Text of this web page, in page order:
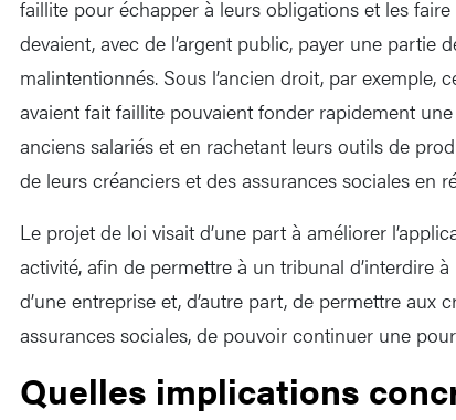
faillite pour échapper à leurs obligations et les
devaient, avec de l’argent public, payer une partie
malintentionnés. Sous l’ancien droit, par exemple,
avaient fait faillite pouvaient fonder rapidement
anciens salariés et en rachetant leurs outils de
de leurs créanciers et des assurances sociales en
Le projet de loi visait d’une part à améliorer
activité, afin de permettre à un tribunal d’interdire
d’une entreprise et, d’autre part, de permettre
assurances sociales, de pouvoir continuer une
Quelles implications